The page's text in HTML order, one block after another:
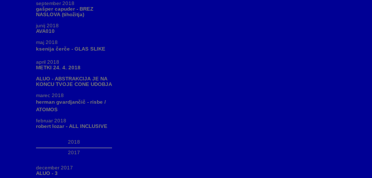
september 2018
gašper capuder - BREZ
NASLOVA (tihožitja)
junij 2018
AVA010
maj 2018
ksenija čerče - GLAS SLIKE
april 2018
METKI 24. 4. 2018
ALUO - ABSTRAKCIJA JE NA
KONCU TVOJE CONE UDOBJA
marec 2018
herman gvardjančič - risbe /
ATOMOS
februar 2018
robert lozar - ALL INCLUSIVE
2018
2017
december 2017
ALUO - 3